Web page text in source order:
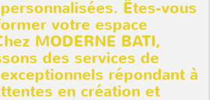
Êtes-vous
votre espace
MODERNE BATI,
des services de
répondant à
en création et